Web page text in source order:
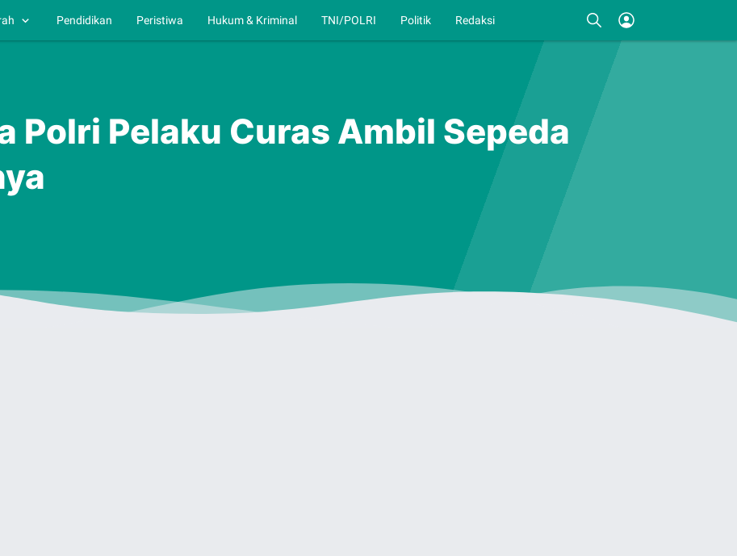
Pendidikan Peristiwa Hukum & Kriminal TNI/POLRI Politik Redaksi
Polri Pelaku Curas Ambil Sepeda